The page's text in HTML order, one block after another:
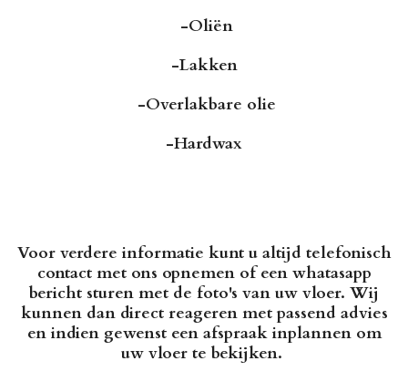
-Oliën
-Lakken
-Overlakbare olie
-Hardwax
Voor verdere informatie kunt u altijd telefonisch
contact met ons opnemen of een whatasapp
bericht sturen met de foto's van uw vloer. Wij
kunnen dan direct reageren met passend advies
en indien gewenst een afspraak inplannen om
uw vloer te bekijken.